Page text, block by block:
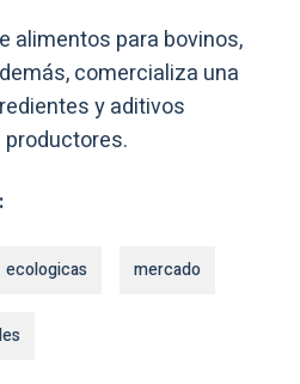
alimentos para bovinos,
comercializa una
y aditivos
ecologicas mercado